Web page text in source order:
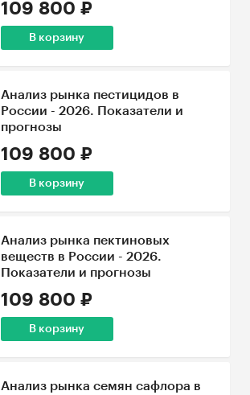
109 800 ₽
В корзину
Анализ рынка пестицидов в
России - 2026. Показатели и
прогнозы
109 800 ₽
В корзину
Анализ рынка пектиновых
веществ в России - 2026.
Показатели и прогнозы
109 800 ₽
В корзину
Анализ рынка семян сафлора в